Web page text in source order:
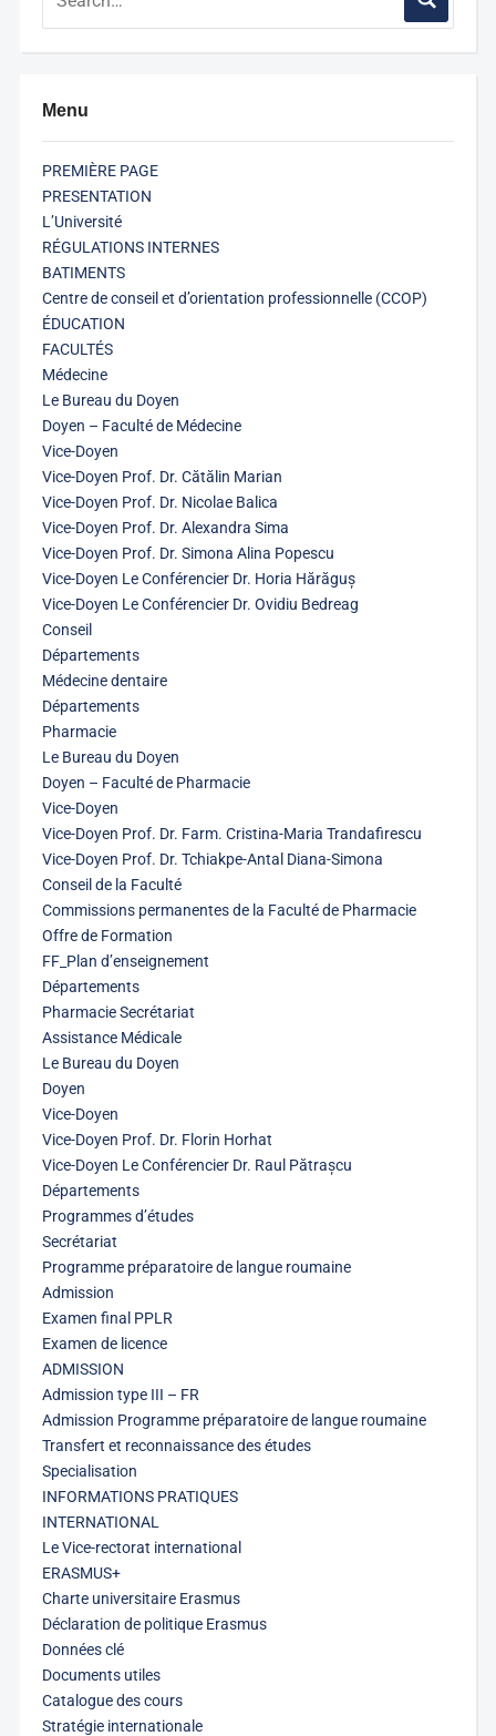
Menu
PREMIÈRE PAGE
PRESENTATION
L’Université
RÉGULATIONS INTERNES
BATIMENTS
Centre de conseil et d’orientation professionnelle (CCOP)
ÉDUCATION
FACULTÉS
Médecine
Le Bureau du Doyen
Doyen – Faculté de Médecine
Vice-Doyen
Vice-Doyen Prof. Dr. Cătălin Marian
Vice-Doyen Prof. Dr. Nicolae Balica
Vice-Doyen Prof. Dr. Alexandra Sima
Vice-Doyen Prof. Dr. Simona Alina Popescu
Vice-Doyen Le Conférencier Dr. Horia Hărăguș
Vice-Doyen Le Conférencier Dr. Ovidiu Bedreag
Conseil
Départements
Médecine dentaire
Départements
Pharmacie
Le Bureau du Doyen
Doyen – Faculté de Pharmacie
Vice-Doyen
Vice-Doyen Prof. Dr. Farm. Cristina-Maria Trandafirescu
Vice-Doyen Prof. Dr. Tchiakpe-Antal Diana-Simona
Conseil de la Faculté
Commissions permanentes de la Faculté de Pharmacie
Offre de Formation
FF_Plan d’enseignement
Départements
Pharmacie Secrétariat
Assistance Médicale
Le Bureau du Doyen
Doyen
Vice-Doyen
Vice-Doyen Prof. Dr. Florin Horhat
Vice-Doyen Le Conférencier Dr. Raul Pătrașcu
Départements
Programmes d’études
Secrétariat
Programme préparatoire de langue roumaine
Admission
Examen final PPLR
Examen de licence
ADMISSION
Admission type III – FR
Admission Programme préparatoire de langue roumaine
Transfert et reconnaissance des études
Specialisation
INFORMATIONS PRATIQUES
INTERNATIONAL
Le Vice-rectorat international
ERASMUS+
Charte universitaire Erasmus
Déclaration de politique Erasmus
Données clé
Documents utiles
Catalogue des cours
Stratégie internationale